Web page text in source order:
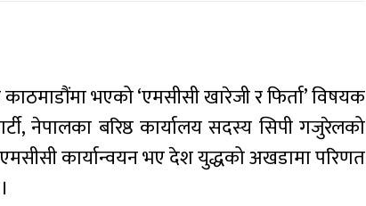
भएको ‘एमसीसी खारेजी र फिर्ता’ विषयक
नेपालका बरिष्ठ कार्यालय सदस्य सिपी गजुरेलको
कार्यान्वयन भए देश युद्धको अखडामा परिणत